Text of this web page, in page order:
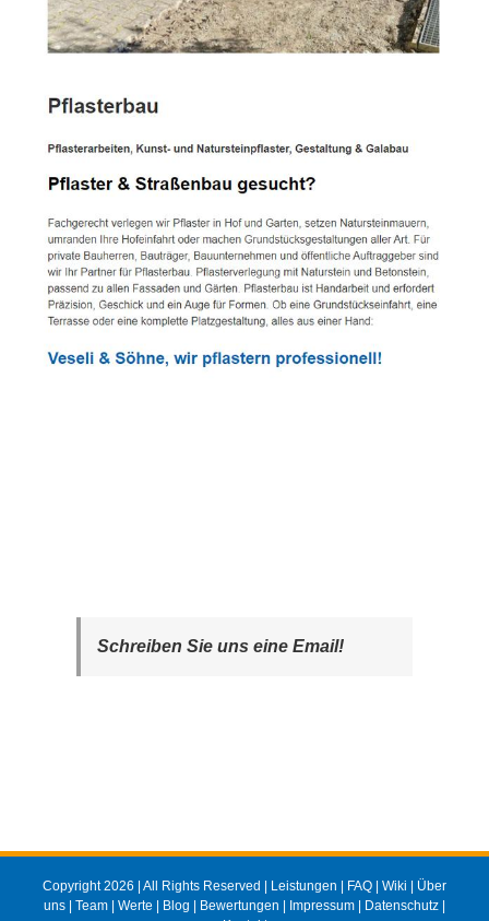
Schreiben Sie uns eine Email!
Copyright 2026 | All Rights Reserved | Leistungen | FAQ | Wiki | Über
uns | Team | Werte | Blog | Bewertungen | Impressum | Datenschutz |